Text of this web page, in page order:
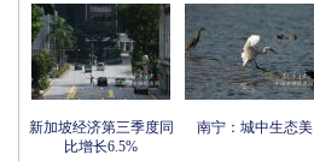
新加坡经济第三季度同
比增长6.5%
南宁：城中生态美